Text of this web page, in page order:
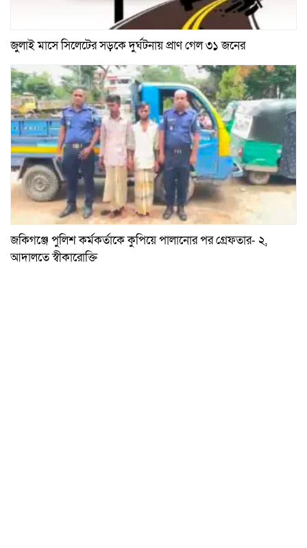
জুলাই মাসে সিলেটের সড়কে দুর্ঘটনায় প্রাণ গেল ৩১ জনের
জকিগঞ্জে পুলিশ কর্মকর্তাকে কুপিয়ে পালানোর পর গ্রেফতার- ২,
আদালতে স্বীকারোক্তি